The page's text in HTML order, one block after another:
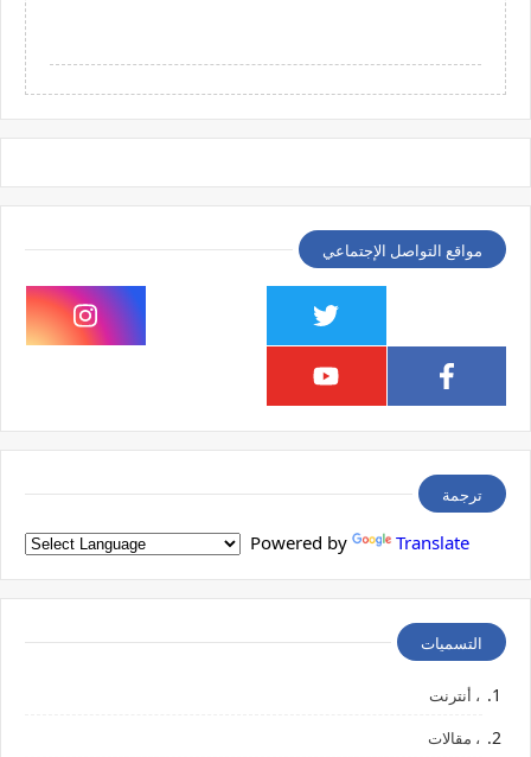
مواقع التواصل الإجتماعي
ترجمة
Powered by Translate
التسميات
، أنترنت
، مقالات